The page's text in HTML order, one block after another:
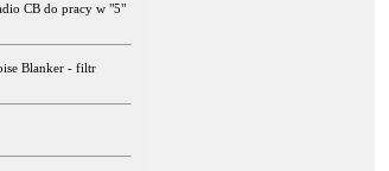
CB do pracy w "5"
Blanker - filtr